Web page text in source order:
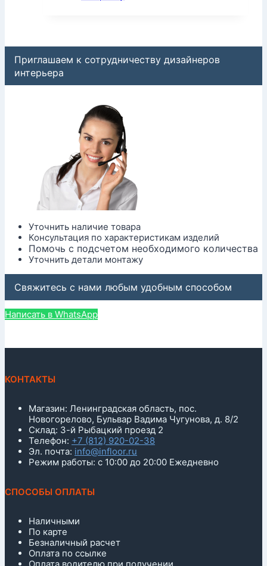
Приглашаем к сотрудничеству дизайнеров
интерьера
Уточнить наличие товара
Консультация по характеристикам изделий
Помочь с подсчетом необходимого количества
Уточнить детали монтажу
Свяжитесь с нами любым удобным способом
Написать в WhatsApp
КОНТАКТЫ
Магазин: Ленинградская область, пос.
Новогорелово, Бульвар Вадима Чугунова, д. 8/2
Склад: 3-й Рыбацкий проезд 2
Телефон: +7 (812) 920-02-38
Эл. почта: info@infloor.ru
Режим работы: с 10:00 до 20:00 Ежедневно
СПОСОБЫ ОПЛАТЫ
Наличными
По карте
Безналичный расчет
Оплата по ссылке